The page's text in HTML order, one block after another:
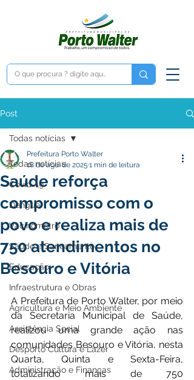
Post
Todas notícias
Covid-19
Dengue
Vacinômetro
Saúde e Saneamento
Educação
Infraestrutura e Obras
Agricultura e Meio Ambiente
Assistência Social
Desporto Cultura e Lazer
Administração e Finanças
Todas notícias
Saúde reforça
compromisso com o
povo e realiza mais de
750 atendimentos no
Besouro e Vitória
Prefeitura Porto Walter
18 de ago. de 2025 1 min de leitura
A Prefeitura de Porto Walter, por meio
da Secretaria Municipal de Saúde,
realizou uma grande ação nas
comunidades Besouro e Vitória, nesta
Quarta, Quinta e Sexta-Feira,
totalizando mais de 750